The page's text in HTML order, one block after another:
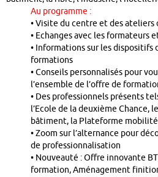
Au programme :
• Visite du centre et des ateliers
• Echanges avec les formateurs
• Informations sur les dispositifs
formations
• Conseils personnalisés pour
l’ensemble de l’offre de
• Des professionnels présents
l’Ecole de la deuxième Chance,
bâtiment, la Plateforme mobilité,
• Zoom sur l’alternance pour
de professionnalisation
• Nouveauté : Offre innovante
formation, Aménagement